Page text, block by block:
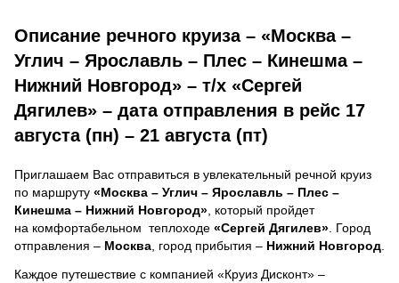
Описание речного круиза – «Москва –
Углич – Ярославль – Плес – Кинешма –
Нижний Новгород» – т/х «Сергей
Дягилев» – дата отправления в рейс 17
августа (пн) – 21 августа (пт)
Приглашаем Вас отправиться в увлекательный речной круиз
по маршруту «Москва – Углич – Ярославль – Плес –
Кинешма – Нижний Новгород» , который пройдет
на комфортабельном теплоходе «Сергей Дягилев» . Город
отправления – Москва , город прибытия – Нижний Новгород
Каждое путешествие с компанией «Круиз Дисконт» –